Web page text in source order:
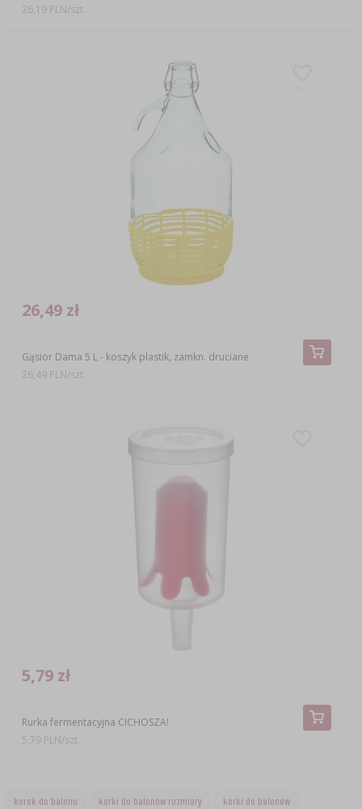
26,19 PLN/szt.
Gąsior Dama 5 L - koszyk plastik, zamkn. druciane
26,49 zł
26,49 PLN/szt.
Rurka fermentacyjna CICHOSZA!
5,79 zł
5,79 PLN/szt.
korek do balonu korki do balonów rozmiary korki do balonów